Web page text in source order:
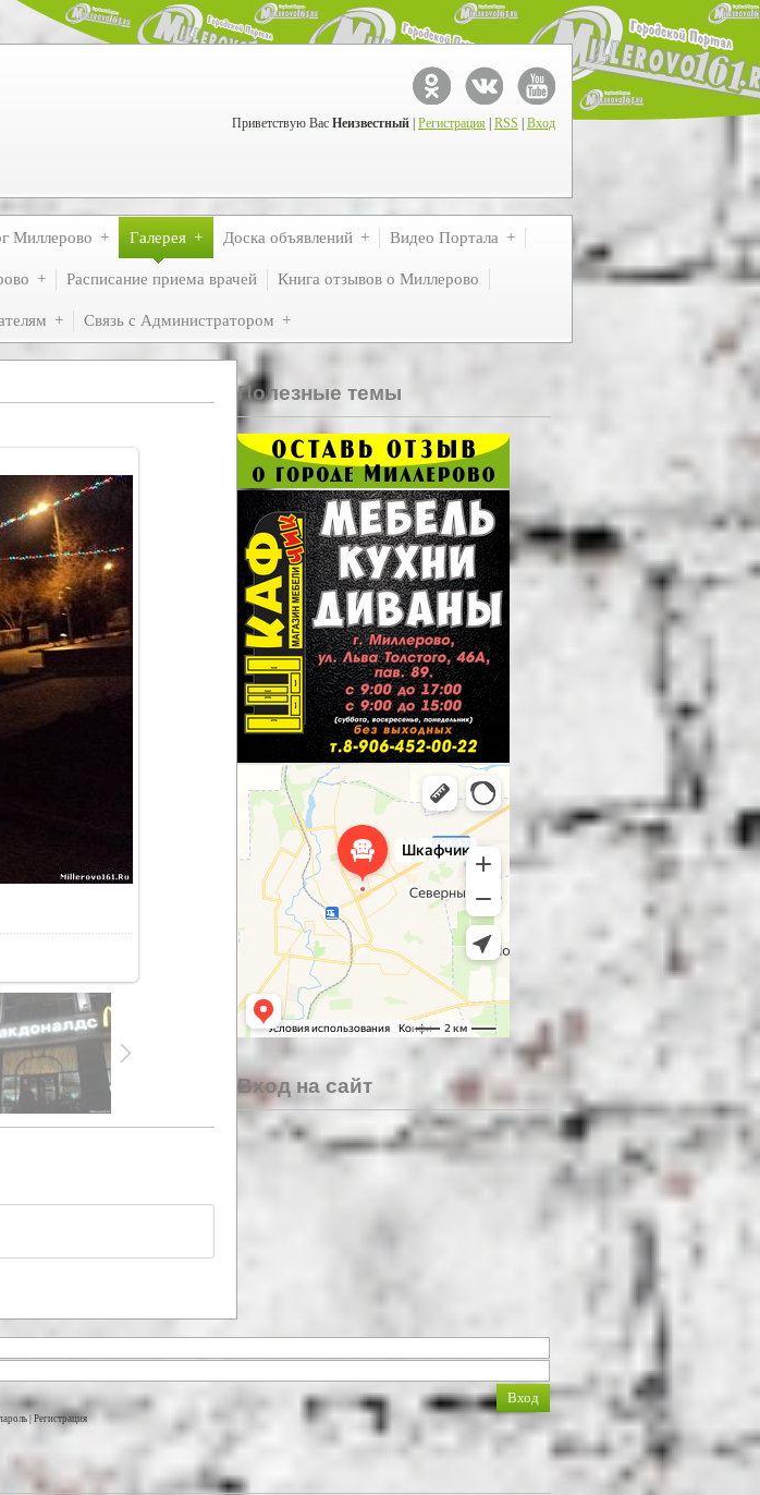
Приветствую Вас Неизвестный Регистрация RSS Вход
Миллерово Галерея Доска объявлений Видео Портала
Расписание приема врачей Книга отзывов о Миллерово
Связь с Администратором
Полезные темы
Вход на сайт
Регистрация